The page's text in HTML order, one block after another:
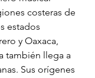
costeras de
estados
y Oaxaca,
también llega a
Sus orígenes